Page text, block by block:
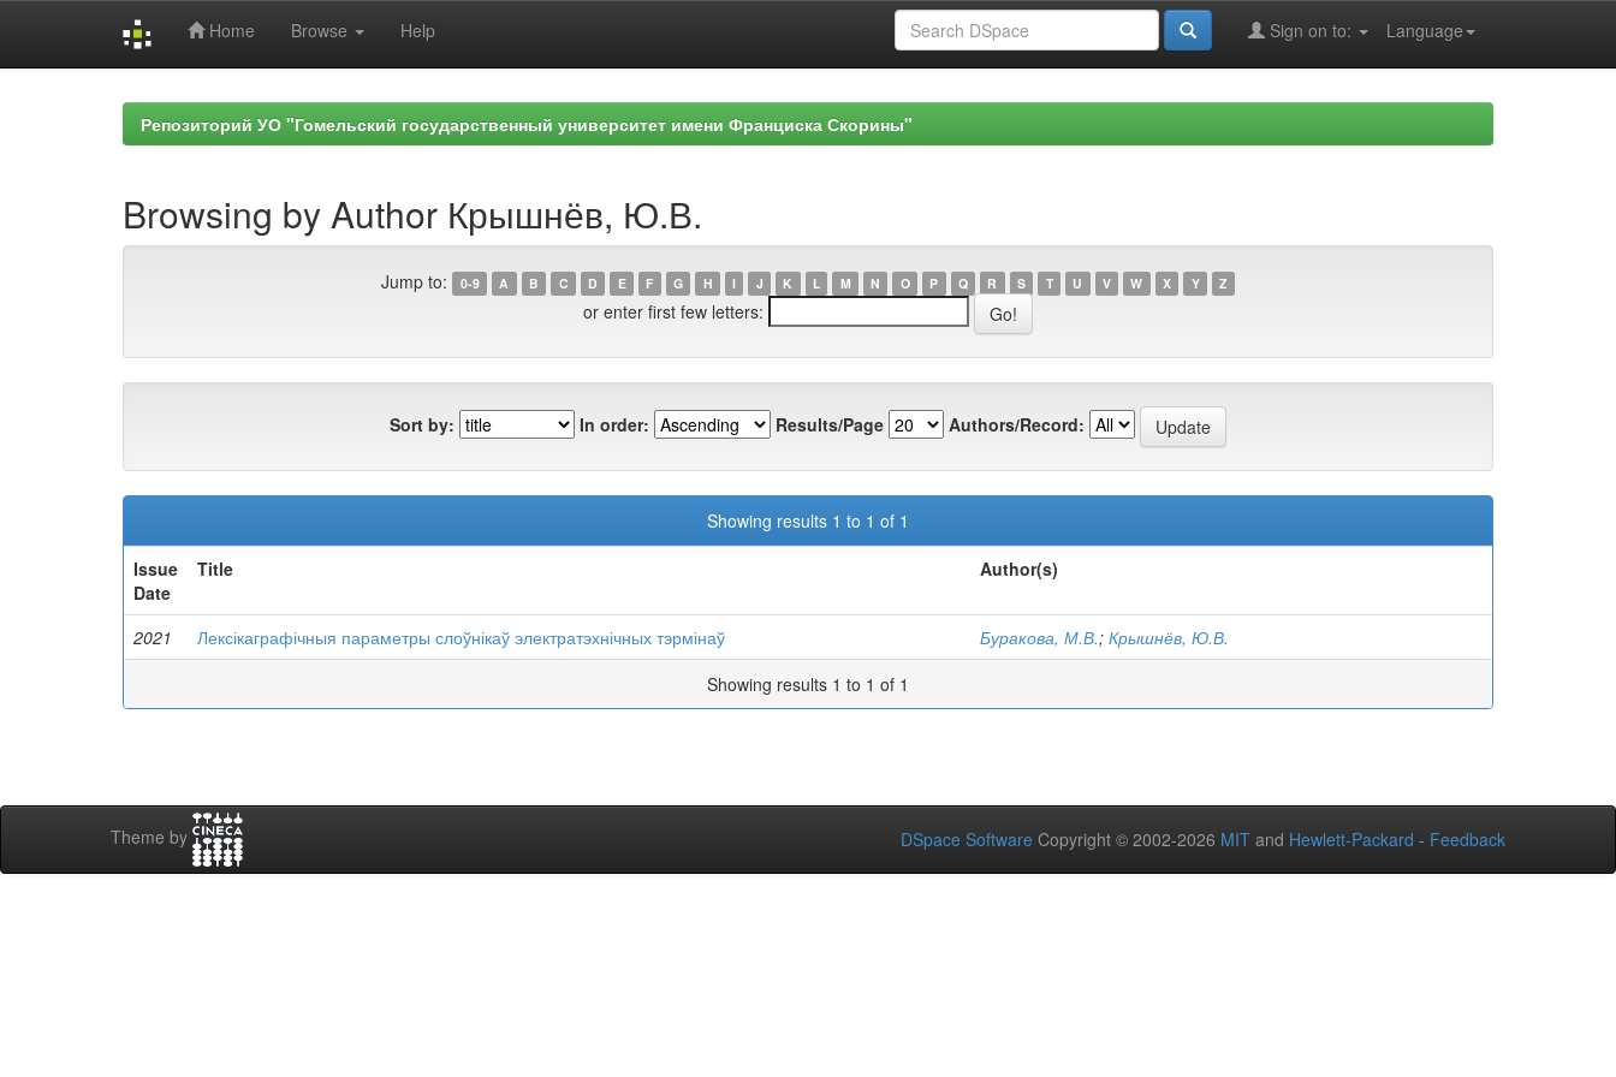
Home Browse Help Language
Sign on to:
Репозиторий УО "Гомельский государственный университет имени Франциска Скорины"
Browsing by Author Крышнёв, Ю.В.
Jump to: 0-9 A B C D E F G H I J K L M N O P Q R S T U V W X Y Z
or enter first few letters:
Sort by: In order: Results/Page Authors/Record:
Showing results 1 to 1 of 1
Issue
Date
Title Author(s)
2021 Лексікаграфічныя параметры слоўнікаў электратэхнічных тэрмінаў Буракова, М.В.; Крышнёв, Ю.В.
Showing results 1 to 1 of 1
Theme by DSpace Software Copyright © 2002-2026 MIT and Hewlett-Packard - Feedback